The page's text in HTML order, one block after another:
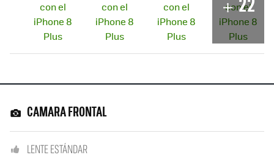
22
CAMARA FRONTAL
LENTE ESTÁNDAR